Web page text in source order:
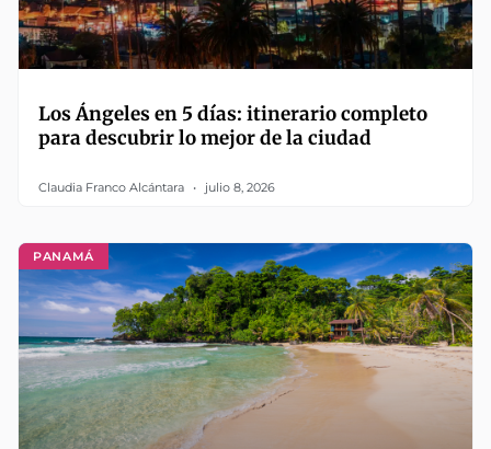
Los Ángeles en 5 días: itinerario completo
para descubrir lo mejor de la ciudad
Claudia Franco Alcántara julio 8, 2026
PANAMÁ